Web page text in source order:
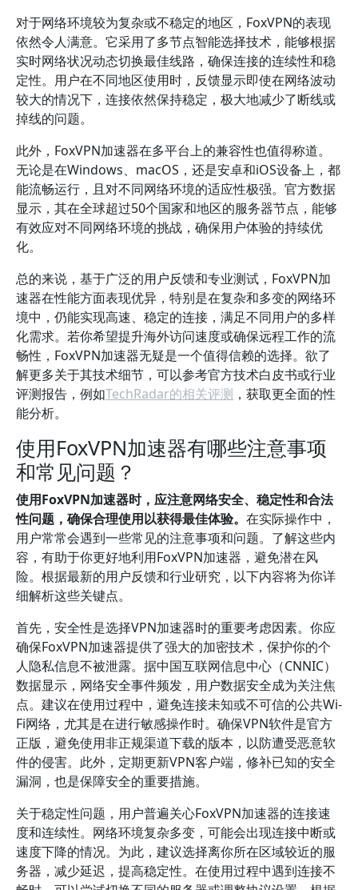
对于网络环境较为复杂或不稳定的地区，FoxVPN的表现
依然令人满意。它采用了多节点智能选择技术，能够根据
实时网络状况动态切换最佳线路，确保连接的连续性和稳
定性。用户在不同地区使用时，反馈显示即使在网络波动
较大的情况下，连接依然保持稳定，极大地减少了断线或
掉线的问题。
此外，FoxVPN加速器在多平台上的兼容性也值得称道。
无论是在Windows、macOS，还是安卓和iOS设备上，都
能流畅运行，且对不同网络环境的适应性极强。官方数据
显示，其在全球超过50个国家和地区的服务器节点，能够
有效应对不同网络环境的挑战，确保用户体验的持续优
化。
总的来说，基于广泛的用户反馈和专业测试，FoxVPN加
速器在性能方面表现优异，特别是在复杂和多变的网络环
境中，仍能实现高速、稳定的连接，满足不同用户的多样
化需求。若你希望提升海外访问速度或确保远程工作的流
畅性，FoxVPN加速器无疑是一个值得信赖的选择。欲了
解更多关于其技术细节，可以参考官方技术白皮书或行业
评测报告，例如TechRadar的相关评测 ，获取更全面的性
能分析。
使用FoxVPN加速器有哪些注意事项
和常见问题？
使用FoxVPN加速器时，应注意网络安全、稳定性和合法
性问题，确保合理使用以获得最佳体验。 在实际操作中，
用户常常会遇到一些常见的注意事项和问题。了解这些内
容，有助于你更好地利用FoxVPN加速器，避免潜在风
险。根据最新的用户反馈和行业研究，以下内容将为你详
细解析这些关键点。
首先，安全性是选择VPN加速器时的重要考虑因素。你应
确保FoxVPN加速器提供了强大的加密技术，保护你的个
人隐私信息不被泄露。据中国互联网信息中心（CNNIC）
数据显示，网络安全事件频发，用户数据安全成为关注焦
点。建议在使用过程中，避免连接未知或不可信的公共Wi-
Fi网络，尤其是在进行敏感操作时。确保VPN软件是官方
正版，避免使用非正规渠道下载的版本，以防遭受恶意软
件的侵害。此外，定期更新VPN客户端，修补已知的安全
漏洞，也是保障安全的重要措施。
关于稳定性问题，用户普遍关心FoxVPN加速器的连接速
度和连续性。网络环境复杂多变，可能会出现连接中断或
速度下降的情况。为此，建议选择离你所在区域较近的服
务器，减少延迟，提高稳定性。在使用过程中遇到连接不